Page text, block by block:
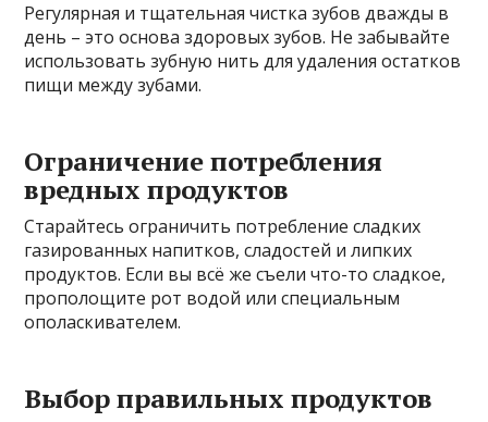
Регулярная и тщательная чистка зубов дважды в
день – это основа здоровых зубов. Не забывайте
использовать зубную нить для удаления остатков
пищи между зубами.
Ограничение потребления
вредных продуктов
Старайтесь ограничить потребление сладких
газированных напитков, сладостей и липких
продуктов. Если вы всё же съели что-то сладкое,
прополощите рот водой или специальным
ополаскивателем.
Выбор правильных продуктов